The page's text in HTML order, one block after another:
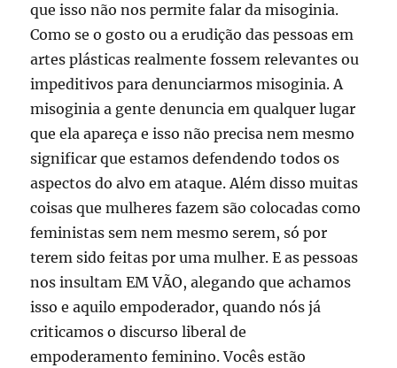
que isso não nos permite falar da misoginia.
Como se o gosto ou a erudição das pessoas em
artes plásticas realmente fossem relevantes ou
impeditivos para denunciarmos misoginia. A
misoginia a gente denuncia em qualquer lugar
que ela apareça e isso não precisa nem mesmo
significar que estamos defendendo todos os
aspectos do alvo em ataque. Além disso muitas
coisas que mulheres fazem são colocadas como
feministas sem nem mesmo serem, só por
terem sido feitas por uma mulher. E as pessoas
nos insultam EM VÃO, alegando que achamos
isso e aquilo empoderador, quando nós já
criticamos o discurso liberal de
empoderamento feminino. Vocês estão